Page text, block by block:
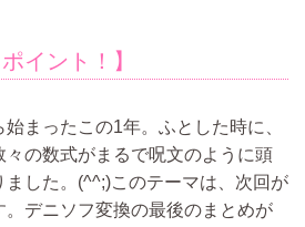
イント！】
まったこの1年。ふとした時に、
々の数式がまるで呪文のように頭
ました。(^^;)このテーマは、次回が
。デニソフ変換の最後のまとめが